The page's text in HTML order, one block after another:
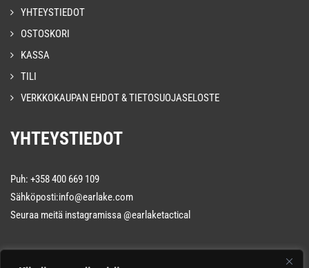
YHTEYSTIEDOT
OSTOSKORI
KASSA
TILI
VERKKOKAUPAN EHDOT & TIETOSUOJASELOSTE
YHTEYSTIEDOT
Puh: +358 400 669 109
Sähköposti:info@earlake.com
Seuraa meitä instagramissa@earlaketactical